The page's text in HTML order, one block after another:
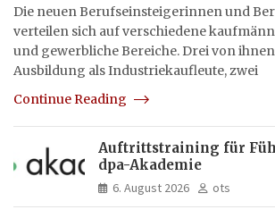
Die neuen Berufseinsteigerinnen und
verteilen sich auf verschiedene
und gewerbliche Bereiche. Drei von
Ausbildung als Industriekaufleute, zwei
Continue Reading
Auftrittstraining für
dpa-Akademie
6. August 2026 ots